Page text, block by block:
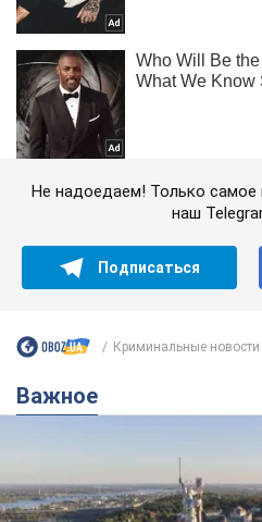
Не надоедаем! Только
наш
Подписаться
Криминальные новости
Важное